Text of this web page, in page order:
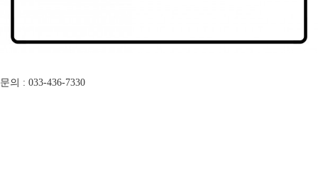
문의 : 033-436-7330